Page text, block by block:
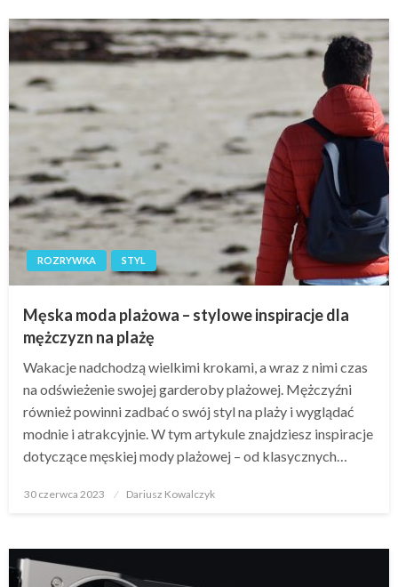
ROZRYWKA STYL
Męska moda plażowa – stylowe inspiracje dla
mężczyzn na plażę
Wakacje nadchodzą wielkimi krokami, a wraz z nimi czas
na odświeżenie swojej garderoby plażowej. Mężczyźni
również powinni zadbać o swój styl na plaży i wyglądać
modnie i atrakcyjnie. W tym artykule znajdziesz inspiracje
dotyczące męskiej mody plażowej – od klasycznych…
Opublikowane
30 czerwca 2023 Dariusz Kowalczyk